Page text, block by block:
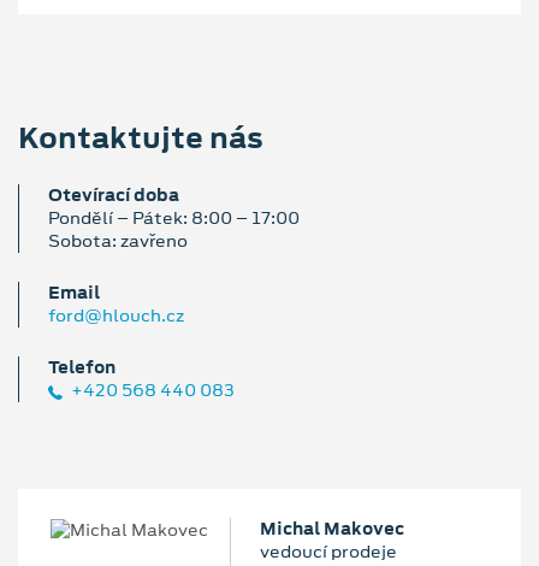
Kontaktujte nás
Otevírací doba
Pondělí – Pátek: 8:00 – 17:00
Sobota: zavřeno
Email
ford@hlouch.cz
Telefon
+420 568 440 083
Michal Makovec
vedoucí prodeje